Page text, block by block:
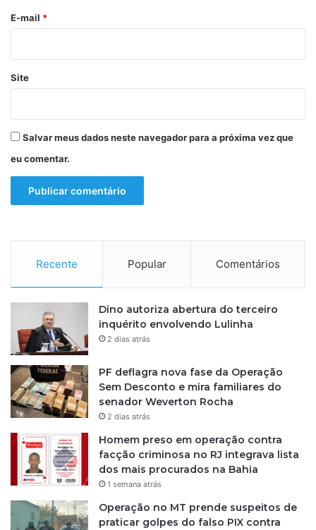
i
a
*
E-mail *
Site
Salvar meus dados neste navegador para a próxima vez que
eu comentar.
Recente Popular Comentários
Dino autoriza abertura do terceiro
inquérito envolvendo Lulinha
2 dias atrás
PF deflagra nova fase da Operação
Sem Desconto e mira familiares do
senador Weverton Rocha
2 dias atrás
Homem preso em operação contra
facção criminosa no RJ integrava lista
dos mais procurados na Bahia
1 semana atrás
Operação no MT prende suspeitos de
praticar golpes do falso PIX contra